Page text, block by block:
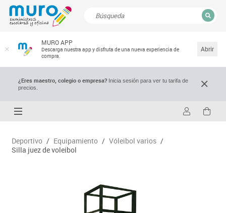
MURO APP
Descarga nuestra app y disfruta de una nueva experiencia de
compra.
Abrir
¿Eres maestro, colegio o empresa?Inicia sesión para ver tu tarifa de
precios.
Deportivo / Equipamiento / Vóleibol varios /
Silla juez de voleibol